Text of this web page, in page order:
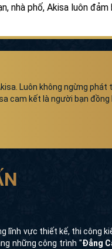
phố, Akisa luôn
Luôn không ngừng
cam kết là người bạn
lĩnh vực thiết kế, thi công
những công trình "Đẳng